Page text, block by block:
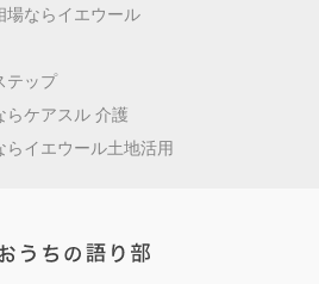
場ならイエウール
テップ
らケアスル 介護
らイエウール土地活用